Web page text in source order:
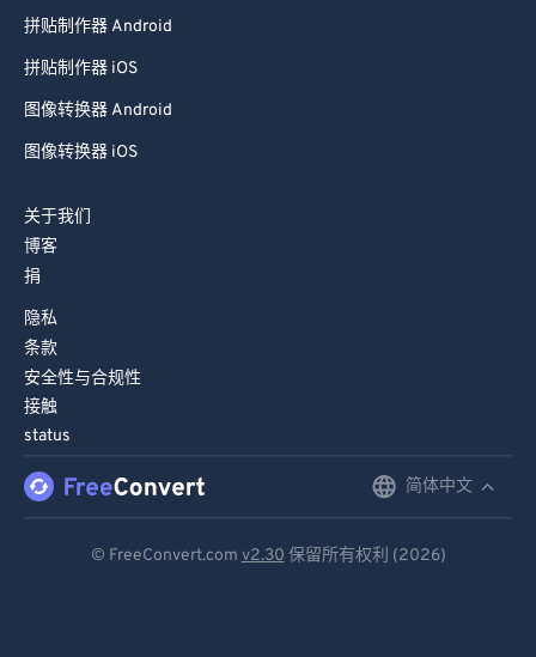
拼贴制作器 Android
拼贴制作器 iOS
图像转换器 Android
图像转换器 iOS
关于我们
博客
捐
隐私
条款
安全性与合规性
接触
status
简体中文
© FreeConvert.com v2.30 保留所有权利 (2026)